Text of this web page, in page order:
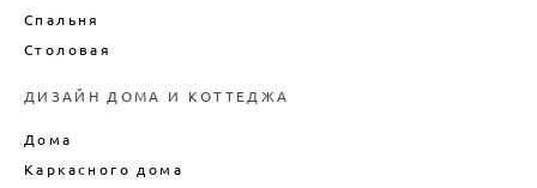
Спальня
Столовая
ДИЗАЙН ДОМА И КОТТЕДЖА
Дома
Каркасного дома